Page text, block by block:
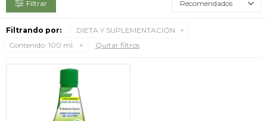
Recomendados
Filtrando por:
DIETA Y SUPLEMENTACIÓN
Contenido: 100 ml. Quitar filtros